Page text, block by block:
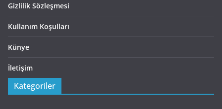
Gizlilik Sözleşmesi
Kullanım Koşulları
Künye
İletişim
Kategoriler